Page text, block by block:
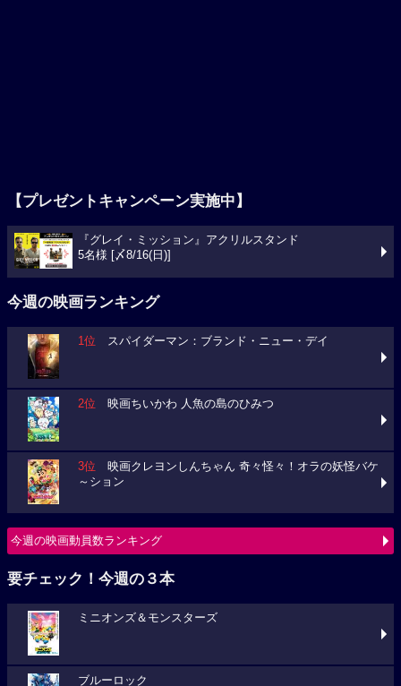
【プレゼントキャンペーン実施中】
『グレイ・ミッション』アクリルスタンド
5名様 [〆8/16(日)]
今週の映画ランキング
1位 スパイダーマン：ブランド・ニュー・デイ
2位 映画ちいかわ 人魚の島のひみつ
3位 映画クレヨンしんちゃん 奇々怪々！オラの妖怪バケ
～ション
今週の映画動員数ランキング
要チェック！今週の３本
ミニオンズ＆モンスターズ
ブルーロック